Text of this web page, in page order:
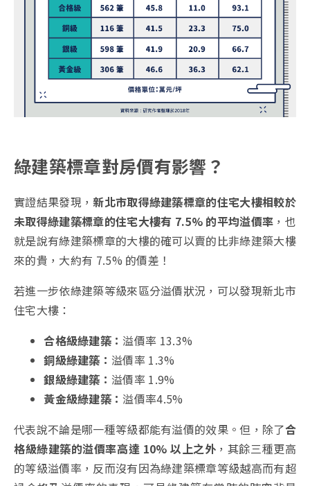
綠建築標章對房價有影響？
實證結果發現， 新北市取得綠建築標章的住宅大樓相較於
未取得綠建築標章的住宅大樓有 7.5% 的平均溢價率 ，也
就是說有綠建築標章的大樓的確可以賣的比非綠建築大樓
來的貴，大約有 7.5% 的價差！
若進一步依綠建築等級來區分溢價狀況，可以發現新北市
住宅大樓：
合格級綠建築： 溢價率 13.3%
銅級綠建築： 溢價率 1.3%
銀級綠建築： 溢價率 1.9%
黃金級綠建築： 溢價率4.5%
代表說不論是哪一種等級都能有溢價的效果。但，除了合
格級綠建築的溢價率高達 10% 以上之外 ，其餘三種更高
的等級溢價率，反而沒有因為綠建築標章等級越高而有超